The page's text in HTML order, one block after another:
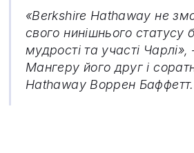
«Berkshire Hathaway не
свого нинішнього статусу
мудрості та участі
Мангеру його друг і
Hathaway Воррен Баффетт.